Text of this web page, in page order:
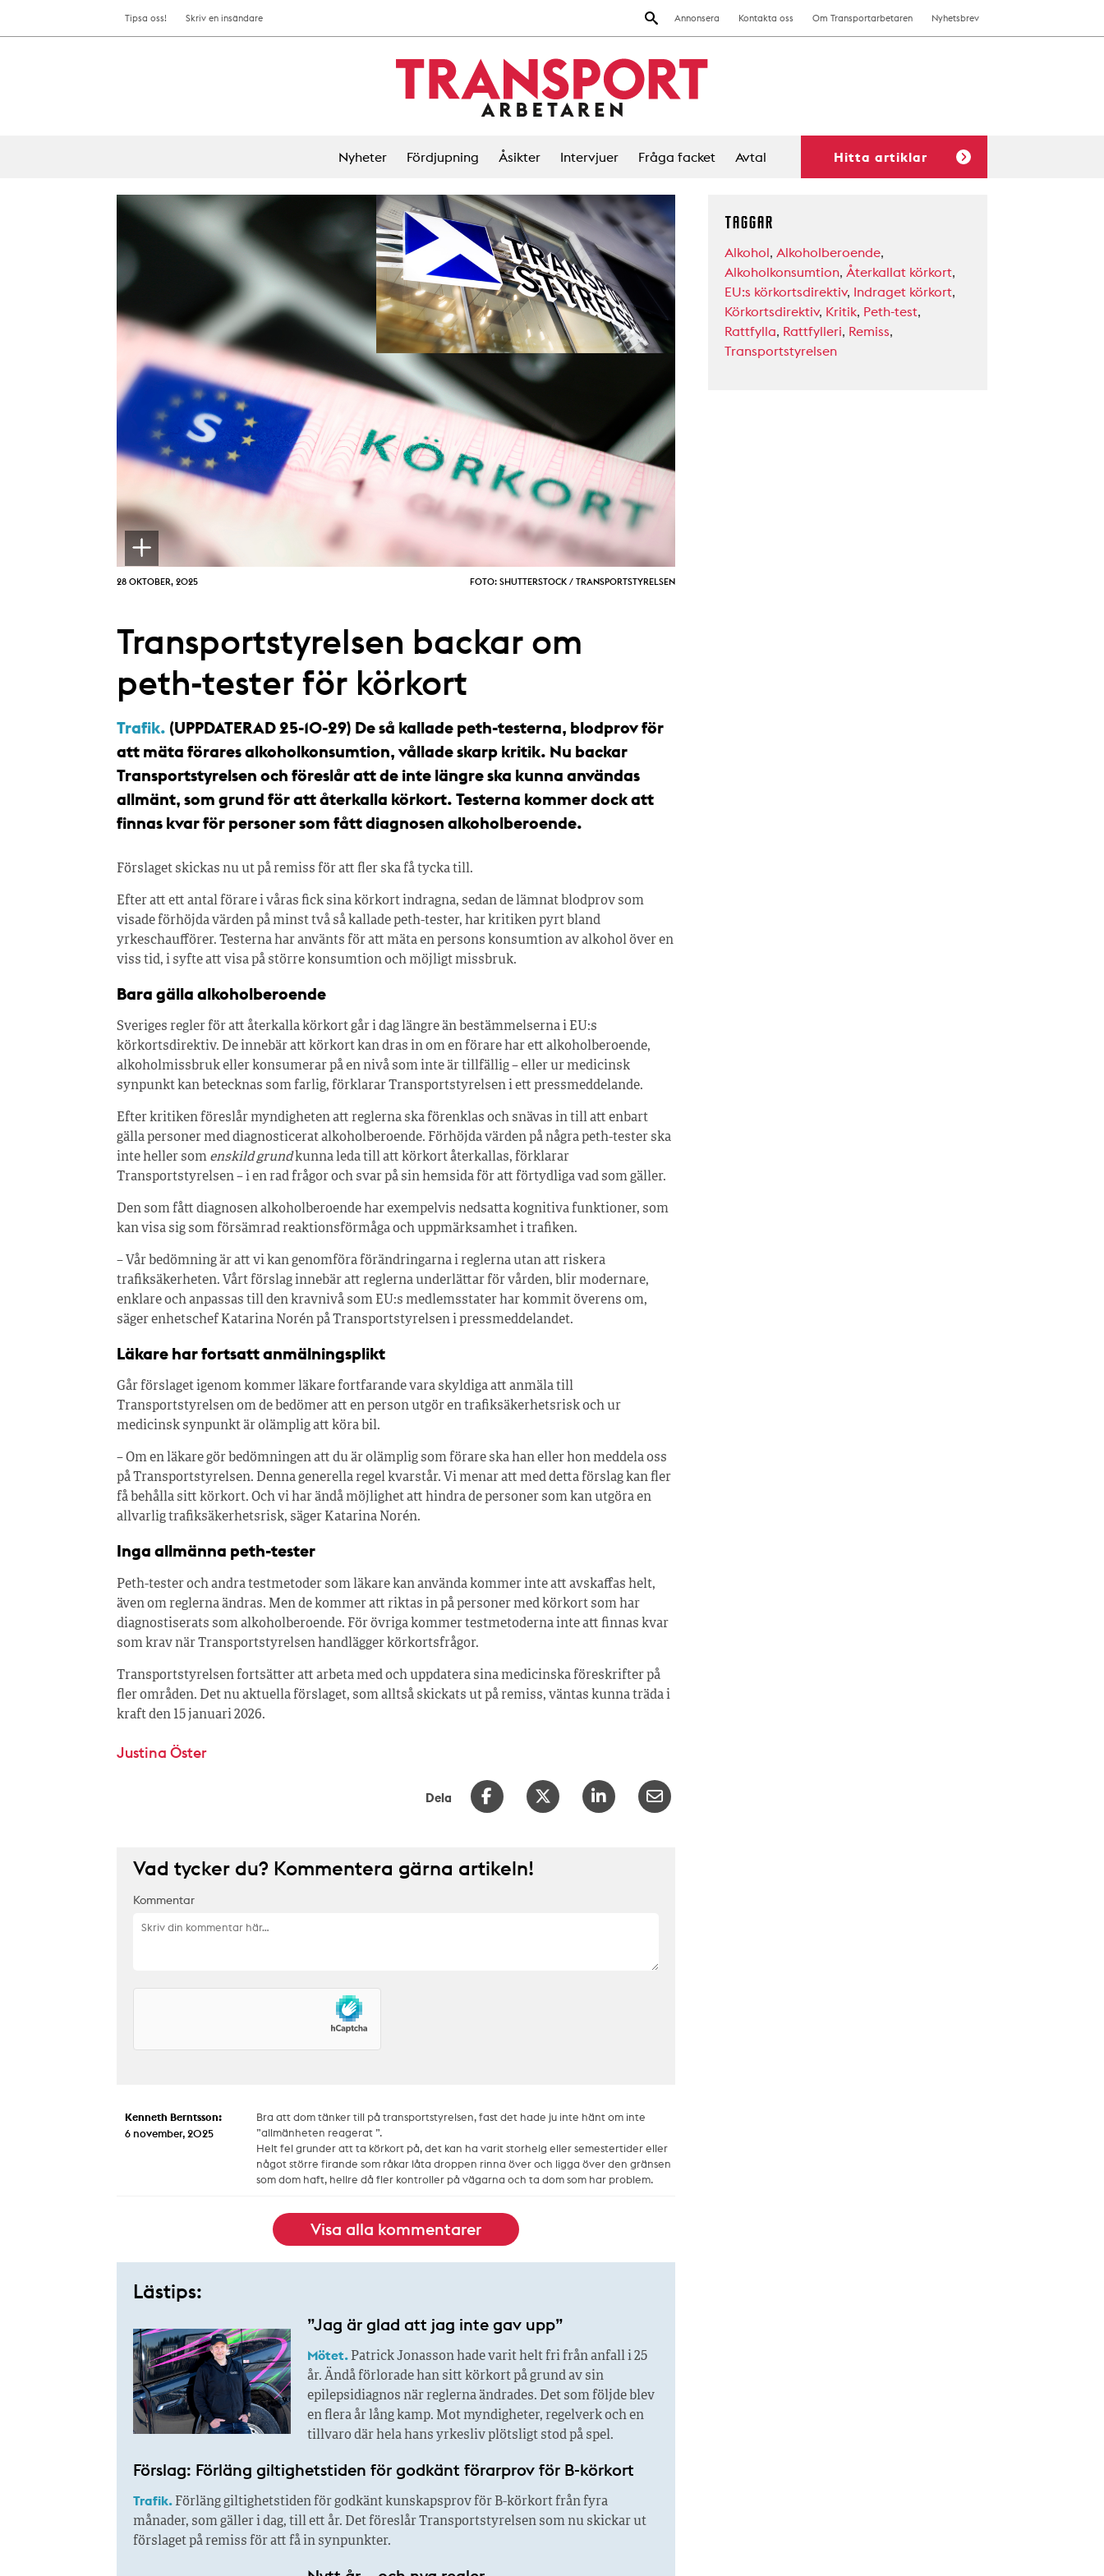
Annonsera Kontakta oss Om Transportarbetaren Nyhetsbrev
Tipsa oss! Skriv en insändare
Nyheter Fördjupning Åsikter Intervjuer Fråga facket Avtal Hitta artiklar
28 OKTOBER, 2025 FOTO: SHUTTERSTOCK / TRANSPORTSTYRELSEN
Transportstyrelsen backar om
peth-tester för körkort
Trafik. (UPPDATERAD 25-10-29) De så kallade peth-testerna, blodprov för
att mäta förares alkoholkonsumtion, vållade skarp kritik. Nu backar
Transportstyrelsen och föreslår att de inte längre ska kunna användas
allmänt, som grund för att återkalla körkort. Testerna kommer dock att
finnas kvar för personer som fått diagnosen alkoholberoende.
Förslaget skickas nu ut på remiss för att fler ska få tycka till.
Efter att ett antal förare i våras fick sina körkort indragna, sedan de lämnat blodprov som
visade förhöjda värden på minst två så kallade peth-tester, har kritiken pyrt bland
yrkeschaufförer. Testerna har använts för att mäta en persons konsumtion av alkohol över en
viss tid, i syfte att visa på större konsumtion och möjligt missbruk.
Bara gälla alkoholberoende
Sveriges regler för att återkalla körkort går i dag längre än bestämmelserna i EU:s
körkortsdirektiv. De innebär att körkort kan dras in om en förare har ett alkoholberoende,
alkoholmissbruk eller konsumerar på en nivå som inte är tillfällig – eller ur medicinsk
synpunkt kan betecknas som farlig, förklarar Transportstyrelsen i ett pressmeddelande.
Efter kritiken föreslår myndigheten att reglerna ska förenklas och snävas in till att enbart
gälla personer med diagnosticerat alkoholberoende. Förhöjda värden på några peth-tester ska
inte heller som enskild grundkunna leda till att körkort återkallas, förklarar
Transportstyrelsen – i en rad frågor och svar på sin hemsida för att förtydliga vad som gäller.
Den som fått diagnosen alkoholberoende har exempelvis nedsatta kognitiva funktioner, som
kan visa sig som försämrad reaktionsförmåga och uppmärksamhet i trafiken.
– Vår bedömning är att vi kan genomföra förändringarna i reglerna utan att riskera
trafiksäkerheten. Vårt förslag innebär att reglerna underlättar för vården, blir modernare,
enklare och anpassas till den kravnivå som EU:s medlemsstater har kommit överens om,
säger enhetschef Katarina Norén på Transportstyrelsen i pressmeddelandet.
Läkare har fortsatt anmälningsplikt
Går förslaget igenom kommer läkare fortfarande vara skyldiga att anmäla till
Transportstyrelsen om de bedömer att en person utgör en trafiksäkerhetsrisk och ur
medicinsk synpunkt är olämplig att köra bil.
– Om en läkare gör bedömningen att du är olämplig som förare ska han eller hon meddela oss
på Transportstyrelsen. Denna generella regel kvarstår. Vi menar att med detta förslag kan fler
få behålla sitt körkort. Och vi har ändå möjlighet att hindra de personer som kan utgöra en
allvarlig trafiksäkerhetsrisk, säger Katarina Norén.
Inga allmänna peth-tester
Peth-tester och andra testmetoder som läkare kan använda kommer inte att avskaffas helt,
även om reglerna ändras. Men de kommer att riktas in på personer med körkort som har
diagnostiserats som alkoholberoende. För övriga kommer testmetoderna inte att finnas kvar
som krav när Transportstyrelsen handlägger körkortsfrågor.
Transportstyrelsen fortsätter att arbeta med och uppdatera sina medicinska föreskrifter på
fler områden. Det nu aktuella förslaget, som alltså skickats ut på remiss, väntas kunna träda i
kraft den 15 januari 2026.
Justina Öster
Dela
Vad tycker du? Kommentera gärna artikeln!
Kommentar
Kenneth Berntsson:
6 november, 2025
Bra att dom tänker till på transportstyrelsen, fast det hade ju inte hänt om inte
”allmänheten reagerat ”.
Helt fel grunder att ta körkort på, det kan ha varit storhelg eller semestertider eller
något större firande som råkar låta droppen rinna över och ligga över den gränsen
som dom haft, hellre då fler kontroller på vägarna och ta dom som har problem.
Visa alla kommentarer
Lästips:
”Jag är glad att jag inte gav upp”
Mötet.Patrick Jonasson hade varit helt fri från anfall i 25
år. Ändå förlorade han sitt körkort på grund av sin
epilepsidiagnos när reglerna ändrades. Det som följde blev
en flera år lång kamp. Mot myndigheter, regelverk och en
tillvaro där hela hans yrkesliv plötsligt stod på spel.
Förslag: Förläng giltighetstiden för godkänt förarprov för B-körkort
Trafik. Förläng giltighetstiden för godkänt kunskapsprov för B-körkort från fyra
månader, som gäller i dag, till ett år. Det föreslår Transportstyrelsen som nu skickar ut
förslaget på remiss för att få in synpunkter.
TAGGAR
Alkohol, Alkoholberoende,
Alkoholkonsumtion, Återkallat körkort,
EU:s körkortsdirektiv, Indraget körkort,
Körkortsdirektiv, Kritik, Peth-test,
Rattfylla, Rattfylleri, Remiss,
Transportstyrelsen